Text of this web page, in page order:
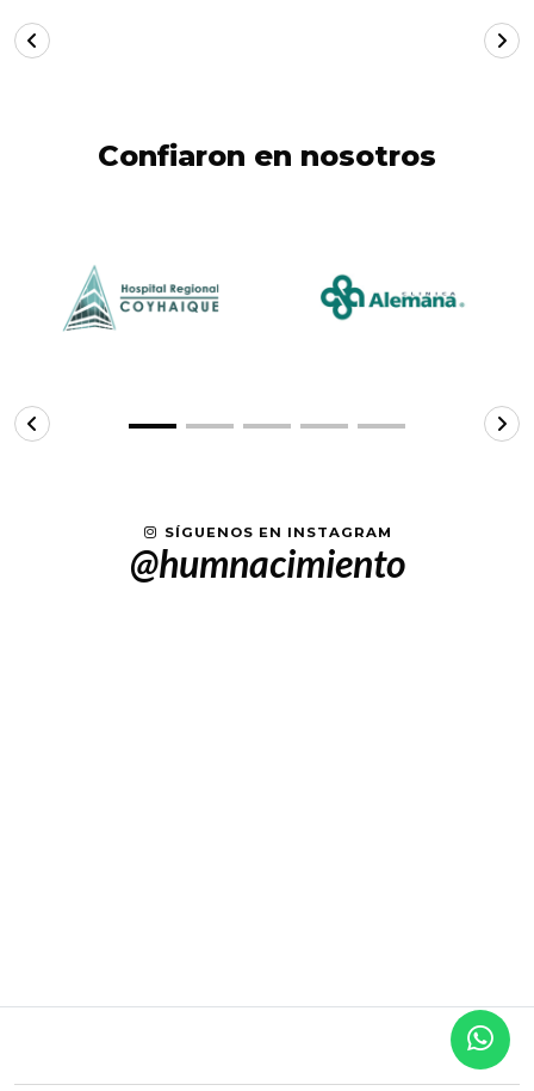
Confiaron en nosotros
SÍGUENOS EN INSTAGRAM
@humnacimiento